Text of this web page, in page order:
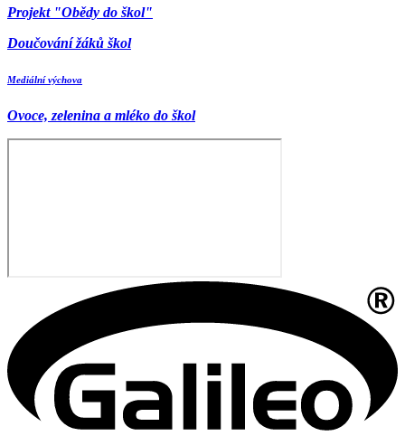
Projekt "Obědy do škol"
Doučování žáků škol
Mediální výchova
Ovoce, zelenina a mléko do škol